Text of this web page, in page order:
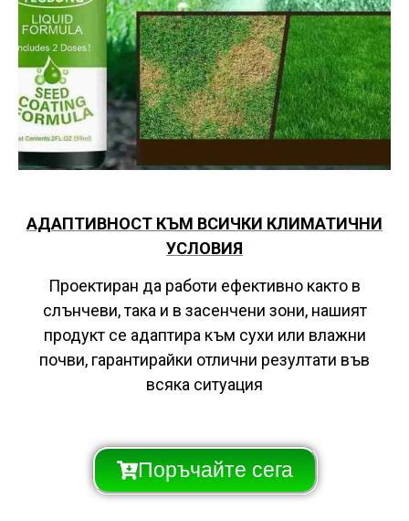
АДАПТИВНОСТ КЪМ ВСИЧКИ КЛИМАТИЧНИ
УСЛОВИЯ
Проектиран да работи ефективно както в
слънчеви, така и в засенчени зони, нашият
продукт се адаптира към сухи или влажни
почви, гарантирайки отлични резултати във
всяка ситуация
Поръчайте сега